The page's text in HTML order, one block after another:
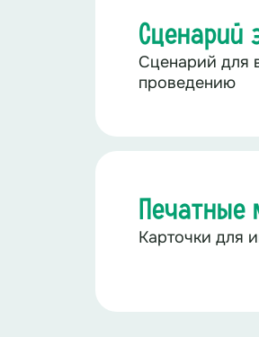
Сценарий
Сценарий для
проведению
Печатные
Карточки для